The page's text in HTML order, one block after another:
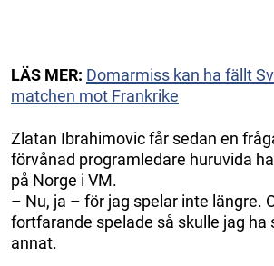
LÄS MER: Domarmiss kan ha fällt
matchen mot Frankrike
Zlatan Ibrahimovic får sedan en
förvånad programledare huruvida
på Norge i VM.
– Nu, ja – för jag spelar inte längre.
fortfarande spelade så skulle jag ha
annat.